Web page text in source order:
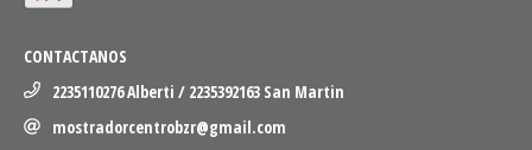
CONTACTANOS
2235110276 Alberti / 2235392163 San Martin
mostradorcentrobzr@gmail.com